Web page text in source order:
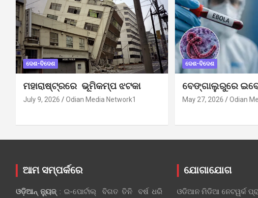
ଦେଶ-ବିଦେଶ
ମହାରାଷ୍ଟ୍ରରେ ଭୂମିକମ୍ପ ଝଟକା
July 9, 2026 Odian Media Network1
ଦେଶ-ବିଦେଶ
ବେଙ୍ଗାଲୁରୁରେ
May 27, 2026 Odian
ଆମ ସମ୍ପର୍କରେ
ଓଡ଼ିଆନ୍‍ ନ୍ୟୁଜ୍‍: ଇ-ପୋର୍ଟାଲ୍ ବିଗତ ତିନି ବର୍ଷ ଧରି
ଯୋଗାଯୋଗ
ଓଡିଆନ ମିଡିଆ ନେଟୱର୍କ